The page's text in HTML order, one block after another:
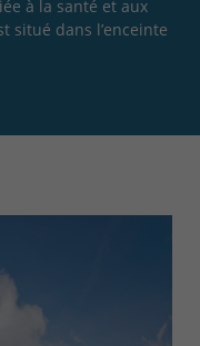
à la santé et aux
situé dans l’enceinte